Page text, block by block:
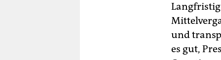
und
es gut,